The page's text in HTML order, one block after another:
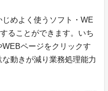
めよく使うソフト・WE
ることができます。いち
ページをクリックす
動きが減り業務処理能力